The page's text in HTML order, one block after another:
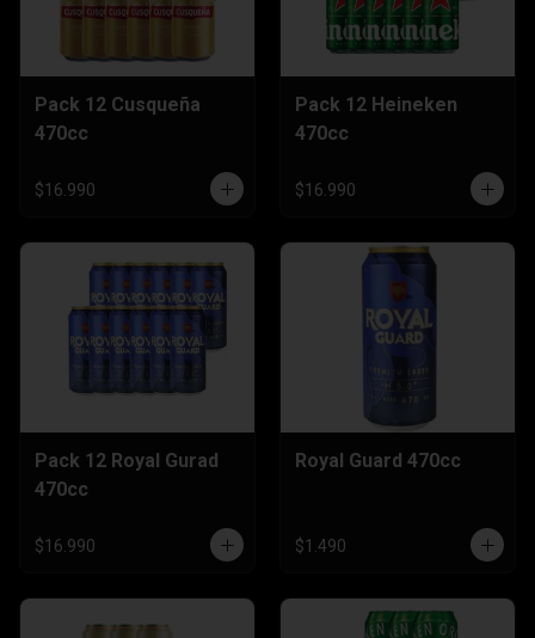
Pack 12 Cusqueña
470cc
$16.990
Pack 12 Heineken
470cc
$16.990
Pack 12 Royal Gurad
470cc
$16.990
Royal Guard 470cc
$1.490